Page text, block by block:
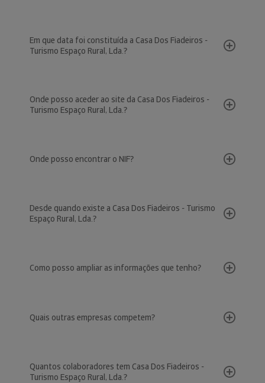
Em que data foi constituída a Casa Dos Fiadeiros -
Turismo Espaço Rural, Lda.?
Onde posso aceder ao site da Casa Dos Fiadeiros -
Turismo Espaço Rural, Lda.?
Onde posso encontrar o NIF?
Desde quando existe a Casa Dos Fiadeiros - Turismo
Espaço Rural, Lda.?
Como posso ampliar as informações que tenho?
Quais outras empresas competem?
Quantos colaboradores tem Casa Dos Fiadeiros -
Turismo Espaço Rural, Lda.?